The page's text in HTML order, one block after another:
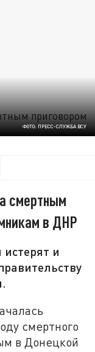
ФОТО: ПРЕСС-СЛУЖБА ВСУ
смертным
в ДНР
и
смертного
в Донецкой